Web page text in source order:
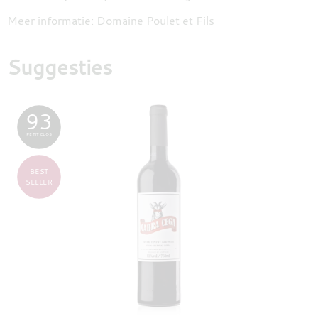
Meer informatie: Domaine Poulet et Fils
Suggesties
93
PETIT CLOS
BEST
SELLER